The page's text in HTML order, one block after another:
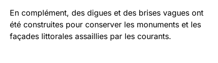
En complément, des digues et des brises vagues ont
été construites pour conserver les monuments et les
façades littorales assaillies par les courants.